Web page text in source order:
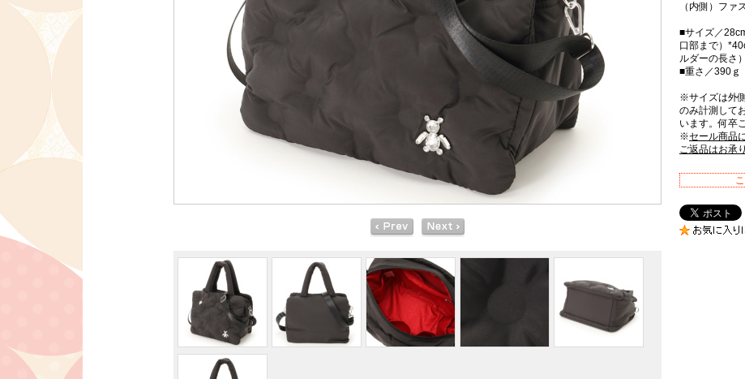
（内側）ファ
■サイズ／
口部まで）
ルダーの長さ）
■重さ／390ｇ
※サイズは外
のみ計測して
います。何卒
※セール商品
ご返品はお承